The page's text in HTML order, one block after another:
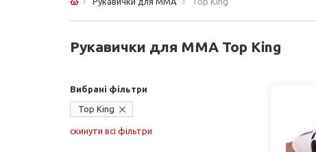
Рукавички для ММА Top King
Вибрані фільтри
Top King
скинути всі фільтри